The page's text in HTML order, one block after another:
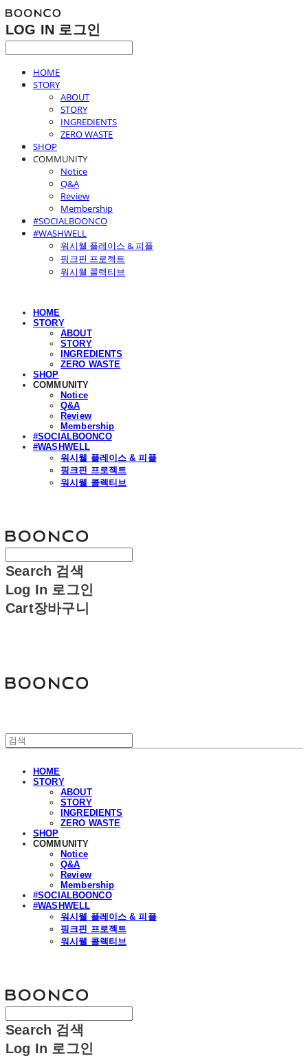
LOG IN 로그인
HOME
STORY
ABOUT
STORY
INGREDIENTS
ZERO WASTE
SHOP
COMMUNITY
Notice
Q&A
Review
Membership
#SOCIALBOONCO
#WASHWELL
워시웰 플레이스 & 피플
핑크핀 프로젝트
워시웰 콜렉티브
HOME
STORY
ABOUT
STORY
INGREDIENTS
ZERO WASTE
SHOP
COMMUNITY
Notice
Q&A
Review
Membership
#SOCIALBOONCO
#WASHWELL
워시웰 플레이스 & 피플
핑크핀 프로젝트
워시웰 콜렉티브
Search 검색
Log In 로그인
Cart장바구니
HOME
STORY
ABOUT
STORY
INGREDIENTS
ZERO WASTE
SHOP
COMMUNITY
Notice
Q&A
Review
Membership
#SOCIALBOONCO
#WASHWELL
워시웰 플레이스 & 피플
핑크핀 프로젝트
워시웰 콜렉티브
Search 검색
Log In 로그인